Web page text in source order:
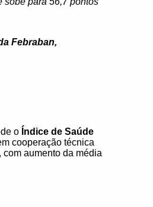
Febraban,
o Índice de Saúde
cooperação técnica
, com aumento da média